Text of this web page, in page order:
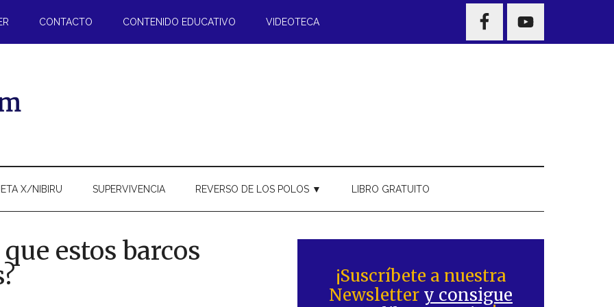
CONTACTO CONTENIDO EDUCATIVO VIDEOTECA
NAV
WIDGET
X/NIBIRU SUPERVIVENCIA REVERSO DE LOS POLOS ▼ LIBRO GRATUITO
estos barcos
lateral
principal
¡Suscríbete a nuestra
Newsletter y consigue